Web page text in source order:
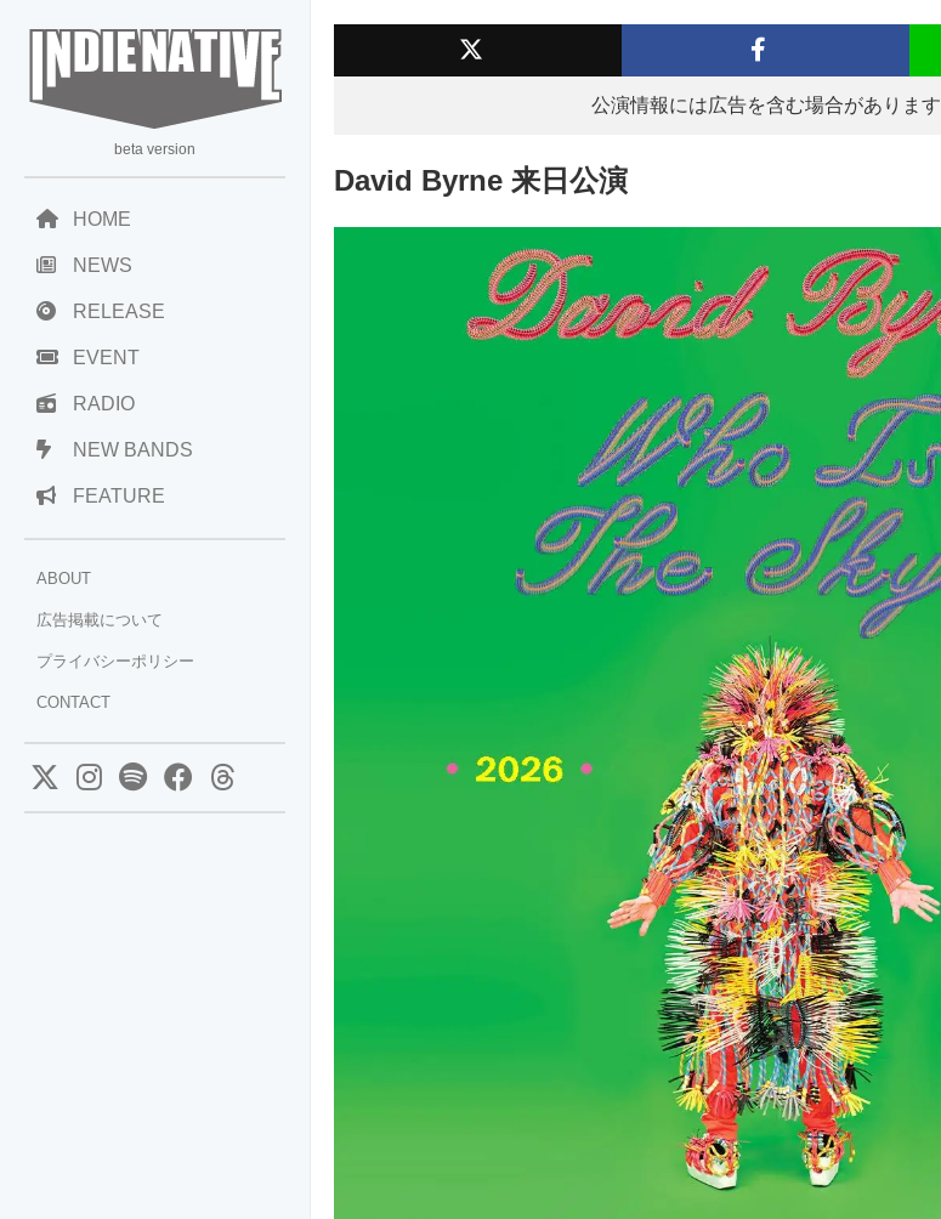
beta version
HOME
NEWS
RELEASE
EVENT
RADIO
NEW BANDS
FEATURE
ABOUT
広告掲載について
プライバシーポリシー
CONTACT
公演情報には広告を含む場合があります
David Byrne 来日公演